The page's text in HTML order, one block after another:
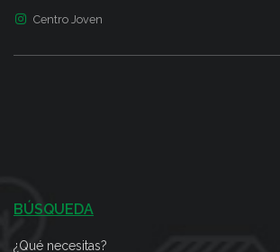
Centro Joven
BÚSQUEDA
¿Qué necesitas?